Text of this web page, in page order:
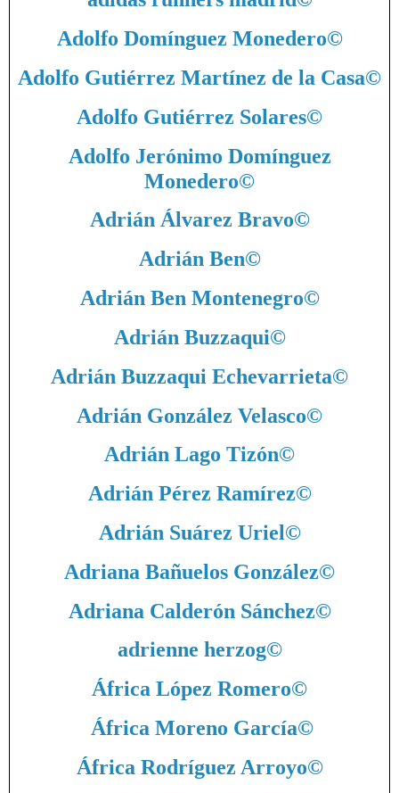
Adolfo Domínguez Monedero©
Adolfo Gutiérrez Martínez de la Casa©
Adolfo Gutiérrez Solares©
Adolfo Jerónimo Domínguez
Monedero©
Adrián Álvarez Bravo©
Adrián Ben©
Adrián Ben Montenegro©
Adrián Buzzaqui©
Adrián Buzzaqui Echevarrieta©
Adrián González Velasco©
Adrián Lago Tizón©
Adrián Pérez Ramírez©
Adrián Suárez Uriel©
Adriana Bañuelos González©
Adriana Calderón Sánchez©
adrienne herzog©
África López Romero©
África Moreno García©
África Rodríguez Arroyo©